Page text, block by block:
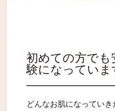
初めての方でも
験になっていま
どんなお肌になってい